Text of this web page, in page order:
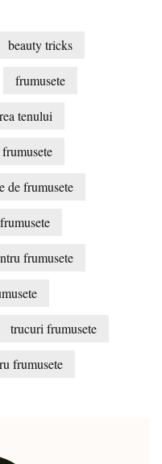
beauty tricks
frumusete
tenului
frumusete
de frumusete
frumusete
trucuri frumusete
frumusete